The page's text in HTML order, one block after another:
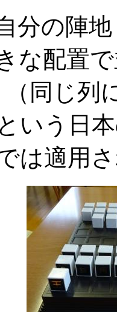
分の陣地
な配置
同じ列
いう日
は適用